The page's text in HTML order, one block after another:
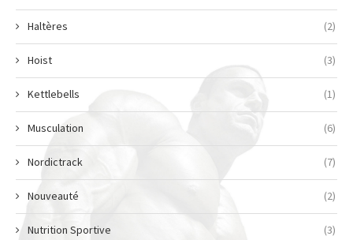
Haltères (2)
Hoist (3)
Kettlebells (1)
Musculation (6)
Nordictrack (7)
Nouveauté (2)
Nutrition Sportive (3)